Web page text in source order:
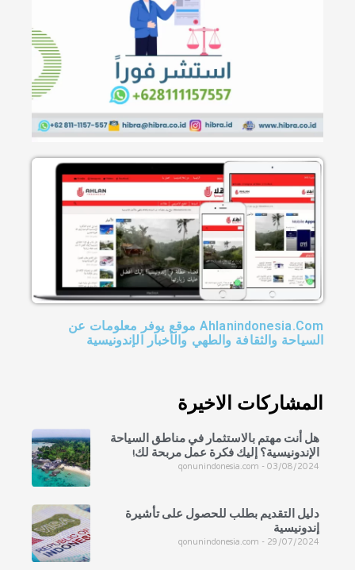
Ahlanindonesia.Com موقع يوفر معلومات عن
السياحة والثقافة والطهي والأخبار الإندونيسية
المشاركات الاخيرة
هل أنت مهتم بالاستثمار في مناطق السياحة
الإندونيسية؟ إليك فكرة عمل مربحة لك!
qonunindonesia.com 03/08/2024
دليل التقديم بطلب للحصول على تأشيرة
إندونيسية
qonunindonesia.com 29/07/2024